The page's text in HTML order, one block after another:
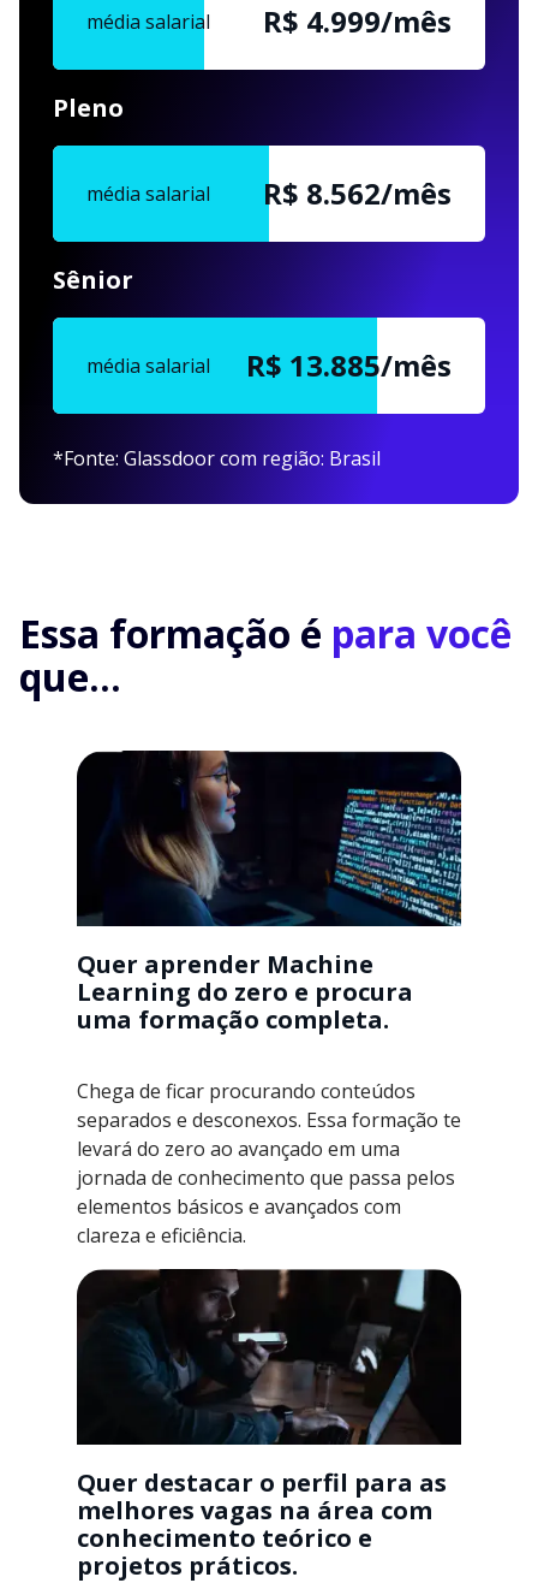
média salarial R$ 5.000/mês
Pleno
média salarial R$ 8.563/mês
Sênior
média salarial R$ 13.886/mês
*Fonte: Glassdoor com região: Brasil
Essa formação é para você
que...
Quer aprender Machine
Learning do zero e procura
uma formação completa.
Chega de ficar procurando conteúdos
separados e desconexos. Essa formação te
levará do zero ao avançado em uma
jornada de conhecimento que passa pelos
elementos básicos e avançados com
clareza e eficiência.
Quer destacar o perfil para as
melhores vagas na área com
conhecimento teórico e
projetos práticos.